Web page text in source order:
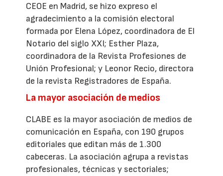
CEOE en Madrid, se hizo expreso el
agradecimiento a la comisión electoral
formada por Elena López, coordinadora de El
Notario del siglo XXI; Esther Plaza,
coordinadora de la Revista Profesiones de
Unión Profesional; y Leonor Recio, directora
de la revista Registradores de España.
La mayor asociación de medios
CLABE es la mayor asociación de medios de
comunicación en España, con 190 grupos
editoriales que editan más de 1.300
cabeceras. La asociación agrupa a revistas
profesionales, técnicas y sectoriales;